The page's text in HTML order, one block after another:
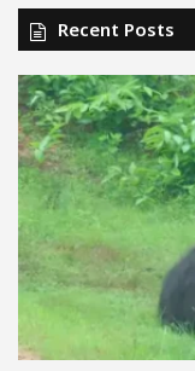
Recent Posts